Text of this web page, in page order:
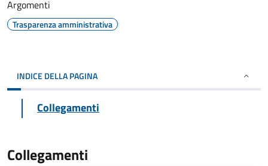
Argomenti
Trasparenza amministrativa
INDICE DELLA PAGINA
Collegamenti
Collegamenti